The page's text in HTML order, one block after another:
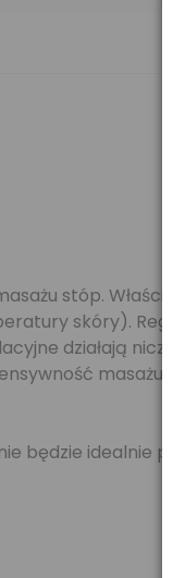
stóp.
skóry).
działają
masażu
idealnie